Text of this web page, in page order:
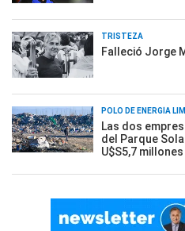
TRISTEZA
Falleció Jorge
POLO DE ENERGÍA
Las dos
del Parque
U$S5,7 millones